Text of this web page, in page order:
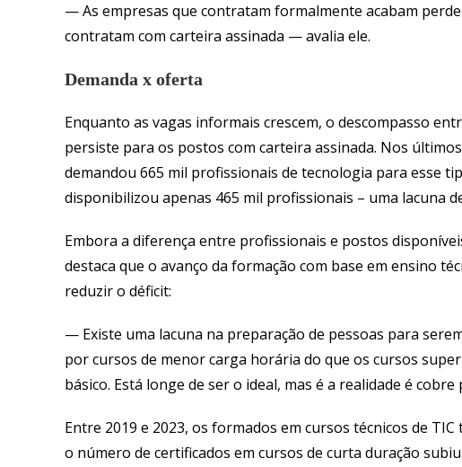
— As empresas que contratam formalmente acabam
contratam com carteira assinada — avalia ele.
Demanda x oferta
Enquanto as vagas informais crescem, o descompasso
persiste para os postos com carteira assinada. Nos
demandou 665 mil profissionais de tecnologia para esse
disponibilizou apenas 465 mil profissionais – uma lacuna
Embora a diferença entre profissionais e postos
destaca que o avanço da formação com base em ensino
reduzir o déficit:
— Existe uma lacuna na preparação de pessoas para
por cursos de menor carga horária do que os cursos
básico. Está longe de ser o ideal, mas é a realidade é
Entre 2019 e 2023, os formados em cursos técnicos de
o número de certificados em cursos de curta duração